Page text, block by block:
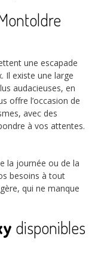
une escapade
Il existe une large
audacieuses, en
offre l’occasion de
avec des
à vos attentes.
la journée ou de la
besoins à tout
qui ne manque
disponibles